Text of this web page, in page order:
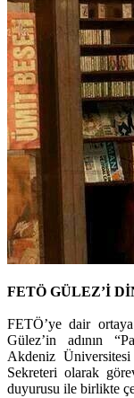
FETÖ GÜLEZ’İ
FETÖ’ye dair
Gülez’in adının
Akdeniz
Sekreteri olarak
duyurusu ile birlikte